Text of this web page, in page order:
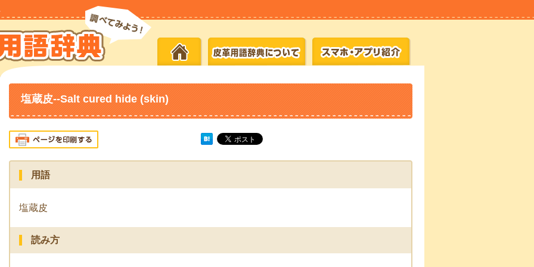
塩蔵皮--Salt cured hide (skin)
用語
塩蔵皮
読み方